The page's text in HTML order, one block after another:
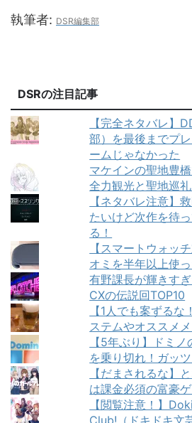
執筆者: DSR編集部
DSRの注目記事
【完全ネタバレ】
部）を最後までプ
ームじゃなかった
マケインの聖地豊
全力観光と聖地巡
【ネタバレ注意】
たいけど次作を待
る！
【スマートウォッ
オミを半年以上使
有野課長が輝きす
CXの伝説回TOP10
【1人でも案ずる
ステムやオススメ
【5年ぶり】ドミ
を乗り切れ！ガッ
【だまされるな】
は課金必須の富豪
【閲覧注意！】
Club!（ドキドキ文